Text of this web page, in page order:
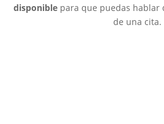
disponiblepara que puedas hablar
de una cita.